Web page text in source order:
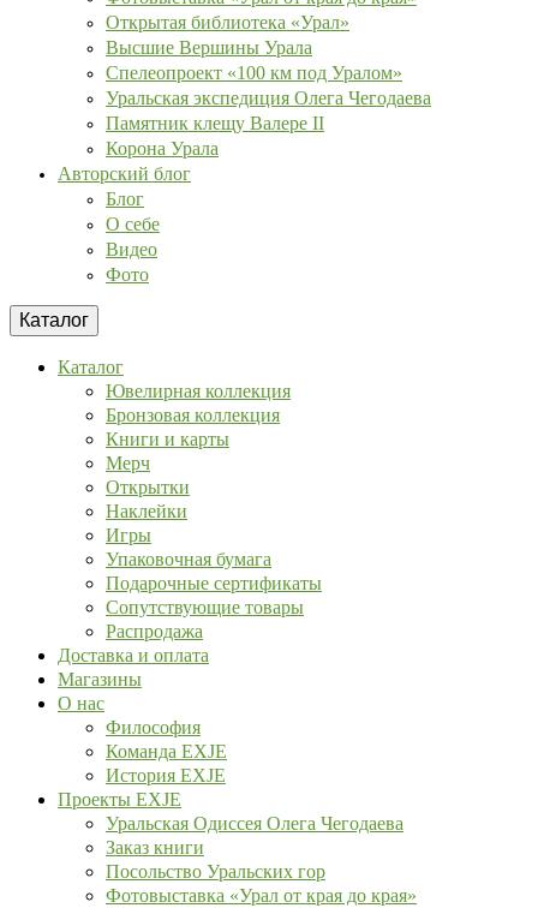
Открытая библиотека «Урал»
Высшие Вершины Урала
Спелеопроект «100 км под Уралом»
Уральская экспедиция Олега Чегодаева
Памятник клещу Валере II
Корона Урала
Авторский блог
Блог
О себе
Видео
Фото
Каталог
Каталог
Ювелирная коллекция
Бронзовая коллекция
Книги и карты
Мерч
Открытки
Наклейки
Игры
Упаковочная бумага
Подарочные сертификаты
Сопутствующие товары
Распродажа
Доставка и оплата
Магазины
О нас
Философия
Команда EXJE
История EXJE
Проекты EXJE
Уральская Одиссея Олега Чегодаева
Заказ книги
Посольство Уральских гор
Фотовыставка «Урал от края до края»